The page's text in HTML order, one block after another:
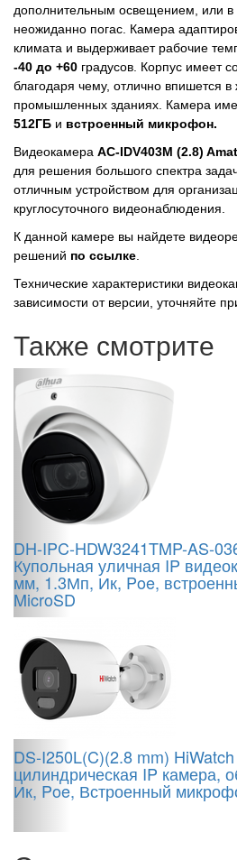
дополнительным освещением, или в
неожиданно погас. Камера
климата и выдерживает рабочие
-40 до +60 градусов. Корпус имеет
благодаря чему, отлично впишется
промышленных зданиях. Камера
512ГБ и встроенный микрофон.
Видеокамера AC-IDV403M (2.8)
для решения большого спектра
отличным устройством для
круглосуточного видеонаблюдения.
К данной камере вы найдете
решений по ссылке.
Технические характеристики
зависимости от версии, уточняйте
Также смотрите
DH-IPC-HDW3241TMP-AS-
Купольная уличная IP
мм, 1.3Мп, Ик, Poe,
MicroSD
DS-I250L(C)(2.8 mm)
цилиндрическая IP камера,
Ик, Poe, Встроенный